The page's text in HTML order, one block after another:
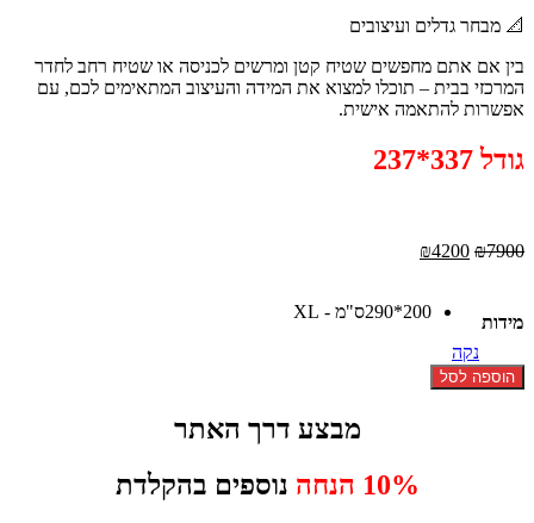
📐 מבחר גדלים ועיצובים
בין אם אתם מחפשים שטיח קטן ומרשים לכניסה או שטיח רחב לחדר
המרכזי בבית – תוכלו למצוא את המידה והעיצוב המתאימים לכם, עם
אפשרות להתאמה אישית.
גודל 337*237
₪7900
המחיר
₪7900.
₪4200
₪4200.
מידות
200*290ס"מ - XL
נקה
כמות
של
הוספה לסל
מבצע דרך האתר
10% הנחה
נוספים בהקלדת